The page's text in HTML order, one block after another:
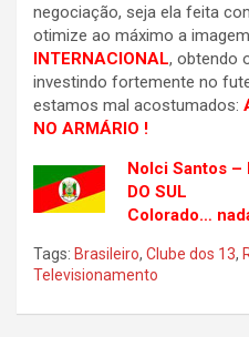
negociação, seja ela feita
otimize ao máximo a
INTERNACIONAL, obtendo
investindo fortemente no
estamos mal acostumados:
NO ARMÁRIO !
Nolci Santos –
DO SUL
Colorado…
Tags: Brasileiro, Clube dos 13,
Televisionamento